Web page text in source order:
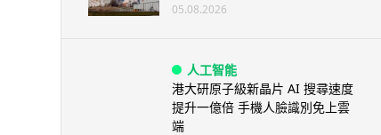
05.08.2026
人工智能
港大研原子級新晶片 AI 搜尋速度
提升一億倍 手機人臉識別免上雲
端